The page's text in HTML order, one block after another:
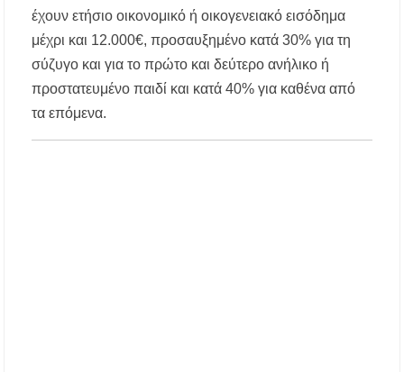
παραλία Σίβηρης
Διακοπές ρεύματος σε περιοχές της Χαλκιδικής
έχουν ετήσιο οικονομικό ή οικογενειακό εισόδημα
μέχρι και 12.000€, προσαυξημένο κατά 30% για τη
σύζυγο και για το πρώτο και δεύτερο ανήλικο ή
προστατευμένο παιδί και κατά 40% για καθένα από
τα επόμενα.